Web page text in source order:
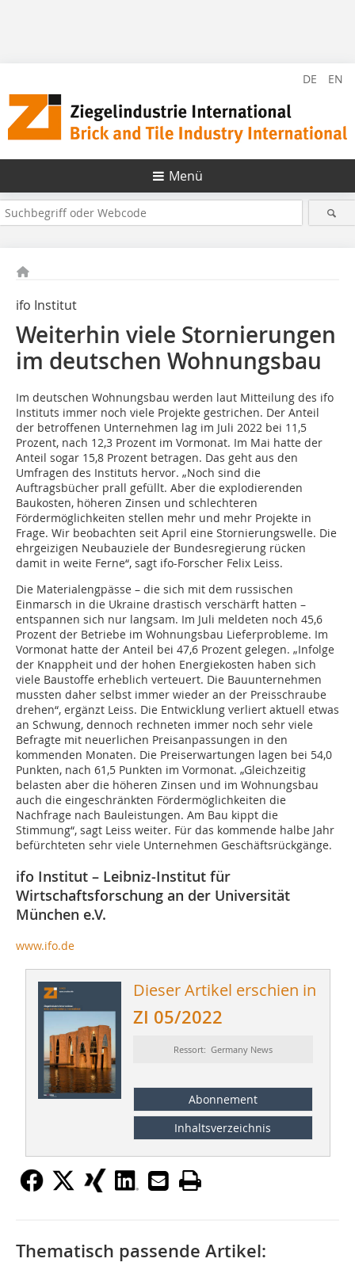
DE EN
Menü
ifo Institut
Weiterhin viele Stornierungen
im deutschen Wohnungsbau
Im deutschen Wohnungsbau werden laut Mitteilung des ifo
Instituts immer noch viele Projekte gestrichen. Der Anteil
der betroffenen Unternehmen lag im Juli 2022 bei 11,5
Prozent, nach 12,3 Prozent im Vormonat. Im Mai hatte der
Anteil sogar 15,8 Prozent betragen. Das geht aus den
Umfragen des Instituts hervor. „Noch sind die
Auftragsbücher prall gefüllt. Aber die explodierenden
Baukosten, höheren Zinsen und schlechteren
Fördermöglichkeiten stellen mehr und mehr Projekte in
Frage. Wir beobachten seit April eine Stornierungswelle. Die
ehrgeizigen Neubauziele der Bundesregierung rücken
damit in weite Ferne“, sagt ifo-Forscher Felix Leiss.
Die Materialengpässe – die sich mit dem russischen
Einmarsch in die Ukraine drastisch verschärft hatten –
entspannen sich nur langsam. Im Juli meldeten noch 45,6
Prozent der Betriebe im ­Wohnungsbau Lieferprobleme. Im
Vormonat hatte der Anteil bei 47,6 Prozent gelegen. „Infolge
der Knappheit und der hohen Energiekosten haben sich
viele Baustoffe erheblich verteuert. Die Bauunternehmen
mussten daher selbst immer wieder an der Preisschraube
drehen“, ergänzt Leiss. Die Entwicklung verliert aktuell etwas
an Schwung, dennoch rechneten immer noch sehr viele
Befragte mit neuerlichen Preisanpassungen in den
kommenden Monaten. Die Preiserwartungen lagen bei 54,0
Punkten, nach 61,5 Punkten im Vormonat. „Gleichzeitig
belasten aber die höheren Zinsen und im Wohnungsbau
auch die eingeschränkten Fördermöglichkeiten die
Nachfrage nach Bauleistungen. Am Bau kippt die
Stimmung“, sagt Leiss weiter. Für das kommende halbe Jahr
befürchteten sehr viele Unternehmen Geschäftsrückgänge.
ifo Institut – Leibniz-Institut für
Wirtschaftsforschung an der Universität
München e.V.
www.ifo.de
Dieser Artikel erschien in
ZI 05/2022
Ressort: Germany News
Abonnement
Inhaltsverzeichnis
Thematisch passende Artikel: